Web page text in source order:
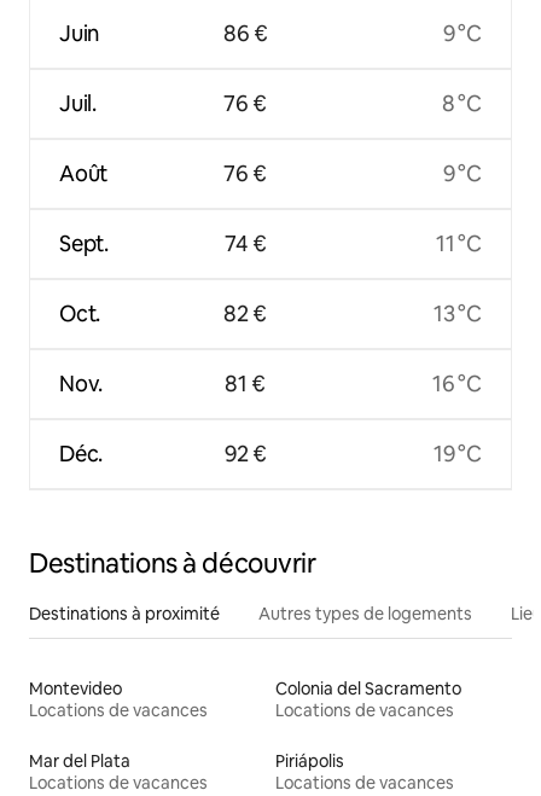
Juin
Juil.
Août
Sept.
Oct.
Nov.
Déc.
86 €
76 €
76 €
74 €
82 €
81 €
92 €
9 °C
8 °C
9 °C
11 °C
13 °C
16 °C
19 °C
Destinations à découvrir
Destinations à proximité Autres types de logements
Montevideo
Locations de vacances
Colonia del Sacramento
Locations de vacances
Mar del Plata
Locations de vacances
Piriápolis
Locations de vacances